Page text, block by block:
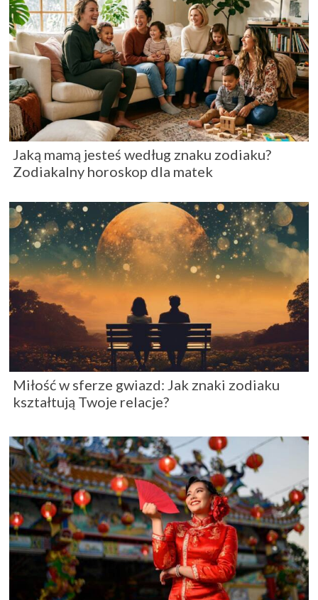
Jaką mamą jesteś według znaku zodiaku?
Zodiakalny horoskop dla matek
Miłość w sferze gwiazd: Jak znaki zodiaku
kształtują Twoje relacje?